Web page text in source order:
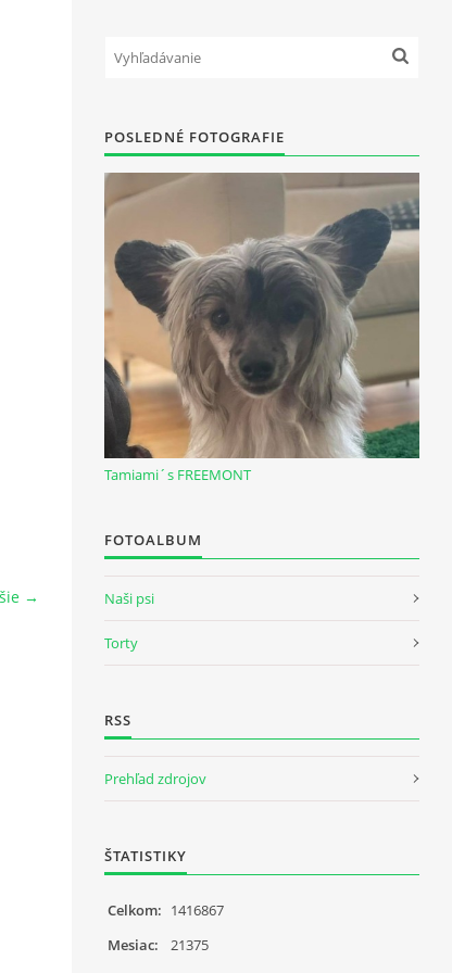
→
POSLEDNÉ FOTOGRAFIE
Tamiami´s FREEMONT
FOTOALBUM
Naši psi
Torty
RSS
Prehľad zdrojov
ŠTATISTIKY
Celkom: 1416867
Mesiac:
21375